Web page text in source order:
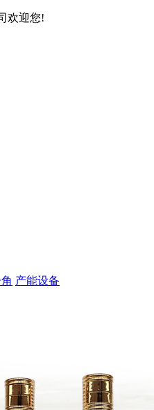
欢迎您!
产能设备